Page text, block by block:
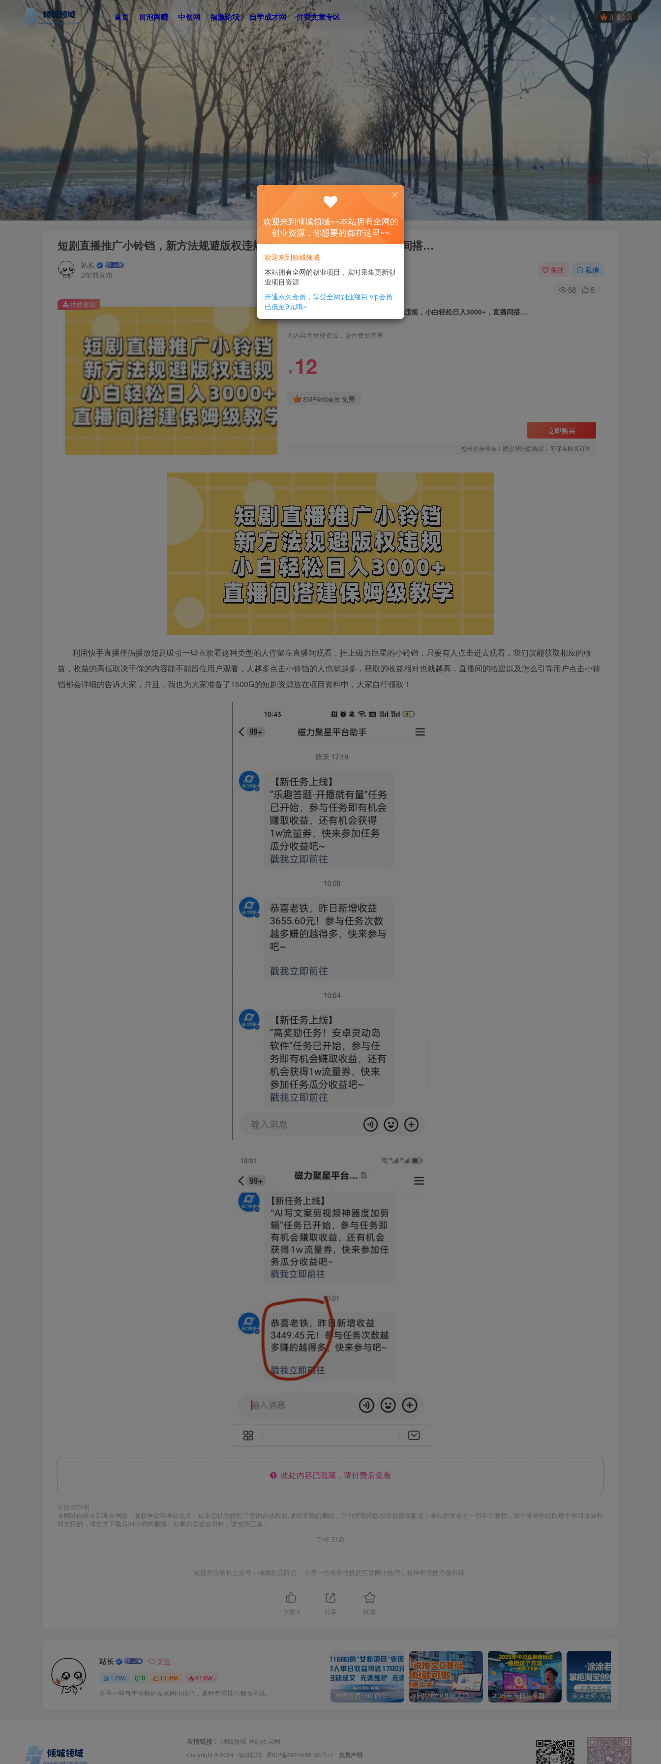
首页 冒泡网赚 中创网 福源论坛 自学成才网 付费文章专区 开通会员
登录 注册
短剧直播推广小铃铛，新方法规避版权违规，小白轻松日入3000+，直播间搭…
站长
2年前发布
关注 私信
58 5
短剧直播推广小铃铛，新方法规避版权违规，小白轻松日入3000+，直播间搭…
此内容为付费资源，请付费后查看
￥ 12
SVIP全站会员 免费
立即购买
您当前未登录！建议登陆后购买，可保存购买订单
付费资源
利用快手直播伴侣播放短剧吸引一些喜欢看这种类型的人停留在直播间观看，挂上磁力巨星的小铃铛，只要有人点击进去观看，我们就能获取相应的收
益，收益的高低取决于你的内容能不能留住用户观看，人越多点击小铃铛的人也就越多，获取的收益相对也就越高，直播间的搭建以及怎么引导用户点击小铃
铛都会详细的告诉大家，并且，我也为大家准备了1500G的短剧资源放在项目资料中，大家自行领取！
此处内容已隐藏，请付费后查看
© 版权声明
本网站内容全部来自网络，版权争议与本站无关，如果您认为侵犯了您的合法权益,请联系我们删除，并向所有持版权者致最深歉意！本站所发布的一切学习教程、软件等资料仅限用于学习体验和
研究目的；请自觉下载后24小时内删除，如果您喜欢该资料，请支持正版！
THE END
欢迎关注站长公众号：倾城生活日记 。分享一些奇奇怪怪的互联网小技巧，各种奇淫技巧都有哦~
点赞 5 分享 收藏
站长 关注
1.2W+ 0 13.4W+ 67.8W+
分享一些奇奇怪怪的互联网小技巧，各种奇淫技巧都在本站。 外面收费1680的女粉项目变现，单人单日收益可达1.7k，全自动成交无需维护 小说推文0基础入门教程，0粉就可做，快速上手 2025年今日头条新玩法，我用这个方法，一天挣了5张+
友情链接： 倾城领域 网站收录网
Copyright © 2024 · 倾城领域 · 冀ICP备2024088100号-1 · 负责声明
欢迎来到倾城领域~~本站拥有全网的
创业资源，你想要的都在这里~~
欢迎来到倾城领域
本站拥有全网的创业项目，实时采集更新创
业项目资源
开通永久会员，享受全网副业项目 vip会员
已低至9元哦~